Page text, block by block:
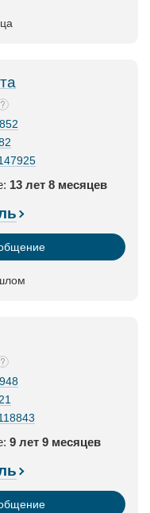
852
13 лет 8 месяцев
948
9 лет 9 месяцев